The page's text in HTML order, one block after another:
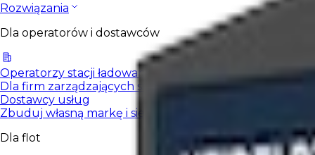
Rozwiązania
Dla operatorów i dostawców
Operatorzy stacji ładowania
Dla firm zarządzających sieciami ładowania EV.
Dostawcy usług
Zbuduj własną markę i sieć ładowania w modelu White
Dla flot